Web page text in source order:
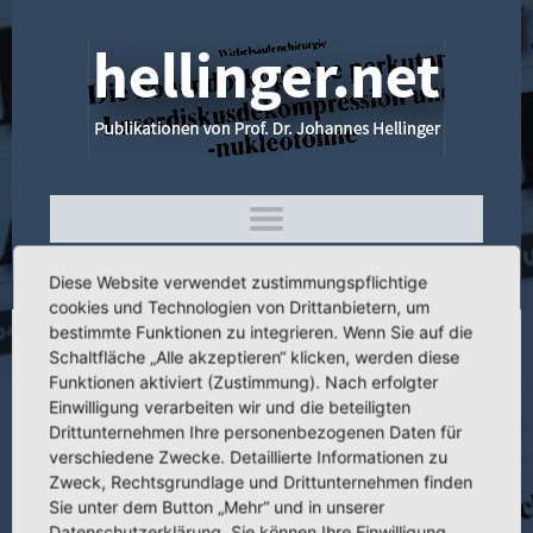
4.154 Tierexperimentelle u. klin.
Ergebnisse der Elektrostimulation bei der
Frakturheilung u.
Pseudoarthrosebehandlung
Diese Website verwendet zustimmungspflichtige
cookies und Technologien von Drittanbietern, um
bestimmte Funktionen zu integrieren. Wenn Sie auf die
Schaltfläche „Alle akzeptieren“ klicken, werden diese
Funktionen aktiviert (Zustimmung). Nach erfolgter
Einwilligung verarbeiten wir und die beteiligten
Drittunternehmen Ihre personenbezogenen Daten für
verschiedene Zwecke. Detaillierte Informationen zu
Zweck, Rechtsgrundlage und Drittunternehmen finden
Sie unter dem Button „Mehr“ und in unserer